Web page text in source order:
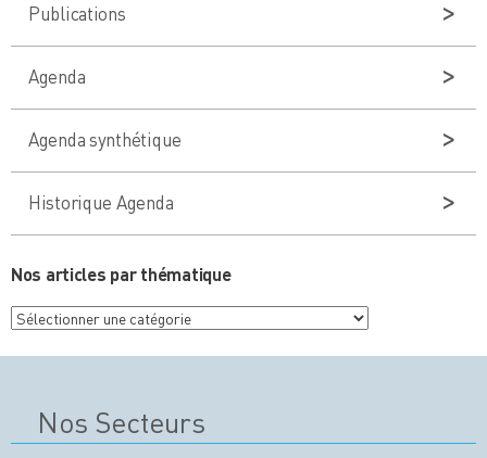
Publications
Agenda
Agenda synthétique
Historique Agenda
Nos articles par thématique
Nos
articles
Nos Secteurs